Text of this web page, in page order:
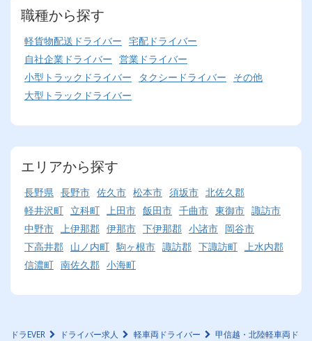
職種から探す
軽貨物配送ドライバー 宅配ドライバー
自社企業ドライバー 営業ドライバー
小型トラックドライバー
タクシードライバー
その他
大型トラックドライバー
エリアから探す
長野県 長野市 佐久市 松本市 須坂市 北佐久郡
軽井沢町 立科町 上田市 飯田市 千曲市 東御市 諏訪市
中野市 上伊那郡 伊那市 下伊那郡 小諸市 岡谷市
下高井郡 山ノ内町 駒ヶ根市 諏訪郡 下諏訪町 上水内郡
信濃町 南佐久郡 小海町
ドラEVER ドライバー求人 軽車両ドライバー
甲信越・北陸軽車両ド